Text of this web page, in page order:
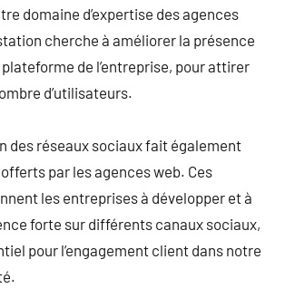
domaine d’expertise des agences
cherche à améliorer la présence
plateforme de l’entreprise, pour attirer
d’utilisateurs.
des réseaux sociaux fait également
par les agences web. Ces
les entreprises à développer et à
forte sur différents canaux sociaux,
pour l’engagement client dans notre